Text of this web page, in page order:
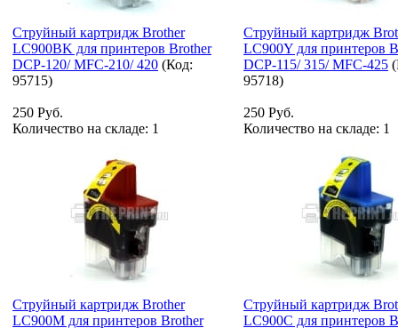
Струйный картридж Brother
LC900BK для принтеров Brother
DCP-120/ MFC-210/ 420 (Код:
95715)
250 Руб.
Количество на складе: 1
Струйный картридж
LC900Y для принтеров
DCP-115/ 315/ MFC-425
95718)
250 Руб.
Количество на складе: 1
Струйный картридж Brother
LC900M для принтеров Brother
Струйный картридж
LC900C для принтеров